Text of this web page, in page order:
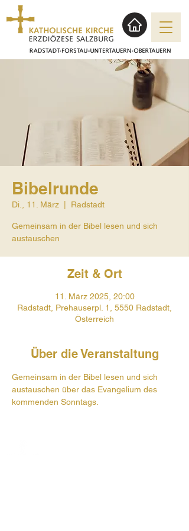
Bibelrunde
Di., 11. März Radstadt
Gemeinsam in der Bibel lesen und sich
austauschen
Zeit & Ort
11. März 2025, 20:00
Radstadt, Prehauserpl. 1, 5550 Radstadt,
Österreich
Über die Veranstaltung
Gemeinsam in der Bibel lesen und sich
austauschen über das Evangelium des
kommenden Sonntags.